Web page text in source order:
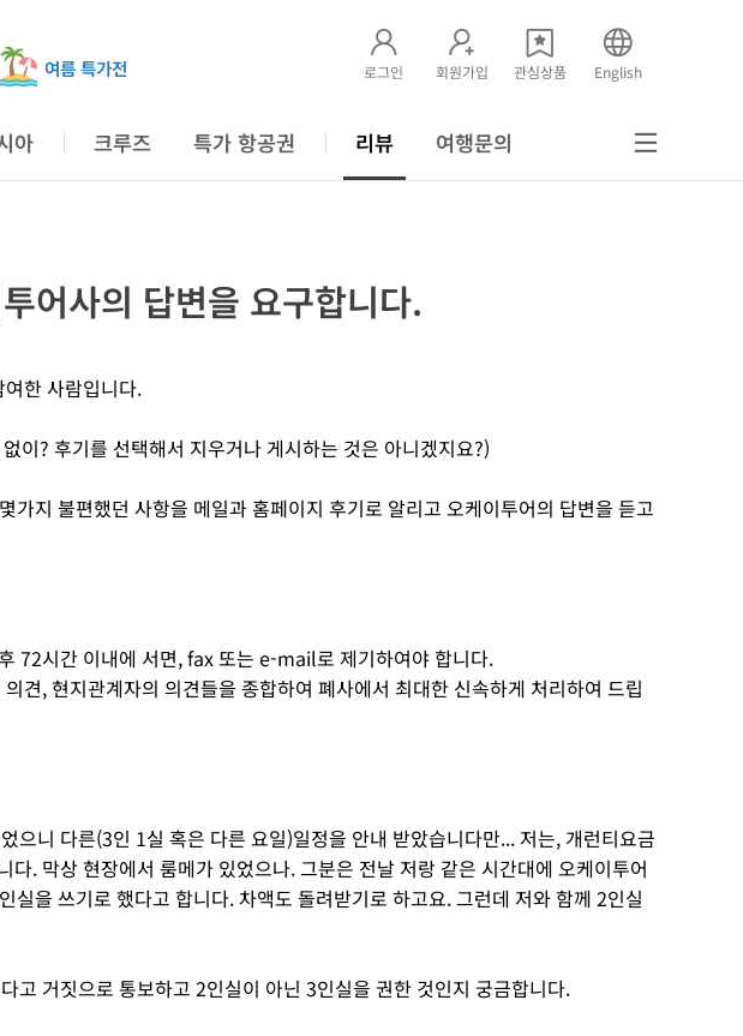
여름 특가전 로그인 회원가입 관심상품 English
아 크루즈 특가 항공권 리뷰 여행문의
어사의 답변을 요구합니다.
한 사람입니다.
이? 후기를 선택해서 지우거나 게시하는 것은 아니겠지요?)
가지 불편했던 사항을 메일과 홈페이지 후기로 알리고 오케이투어의 답변을 듣고
72시간 이내에 서면, fax 또는 e-mail로 제기하여야 합니다.
견, 현지관계자의 의견들을 종합하여 폐사에서 최대한 신속하게 처리하여 드립
으니 다른(3인 1실 혹은 다른 요일)일정을 안내 받았습니다만... 저는, 개런티요금
. 막상 현장에서 룸메가 있었으나. 그분은 전날 저랑 같은 시간대에 오케이투어
실을 쓰기로 했다고 합니다. 차액도 돌려받기로 하고요. 그런데 저와 함께 2인실
고 거짓으로 통보하고 2인실이 아닌 3인실을 권한 것인지 궁금합니다.